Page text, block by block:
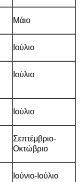
Μάιο
Ιούλιο
Ιούλιο
Ιούλιο
Σεπτέμβριο-
Οκτώβριο
Ιούνιο-Ιούλιο